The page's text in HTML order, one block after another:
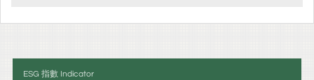
ESG 指數 Indicator